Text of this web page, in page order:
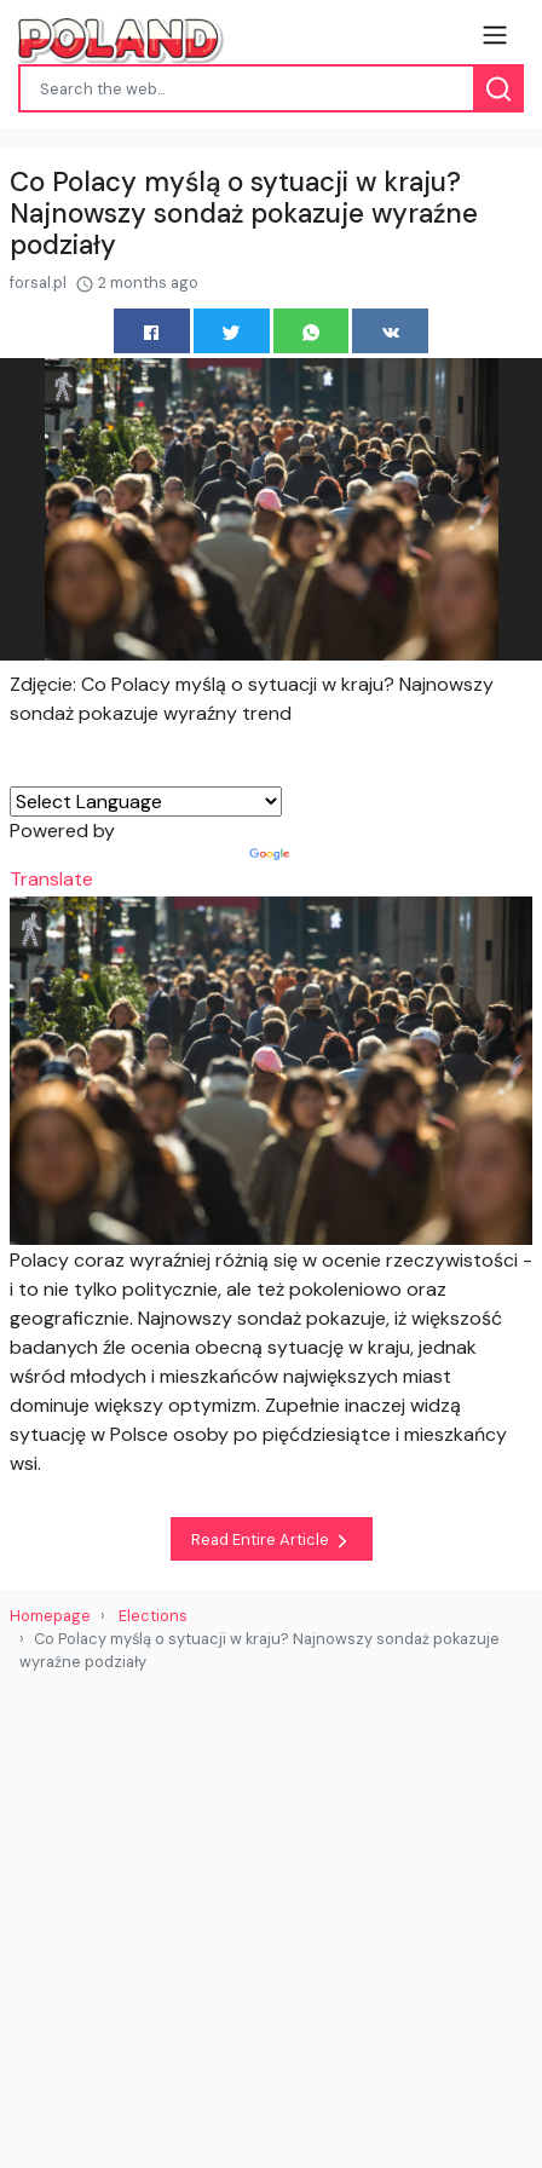
Co Polacy myślą o sytuacji w kraju?
Najnowszy sondaż pokazuje wyraźne
podziały
forsal.pl 2 months ago
Zdjęcie: Co Polacy myślą o sytuacji w kraju? Najnowszy
sondaż pokazuje wyraźny trend
Powered by
Translate
Polacy coraz wyraźniej różnią się w ocenie rzeczywistości -
i to nie tylko politycznie, ale też pokoleniowo oraz
geograficznie. Najnowszy sondaż pokazuje, iż większość
badanych źle ocenia obecną sytuację w kraju, jednak
wśród młodych i mieszkańców największych miast
dominuje większy optymizm. Zupełnie inaczej widzą
sytuację w Polsce osoby po pięćdziesiątce i mieszkańcy
wsi.
Read Entire Article
Homepage
Elections
Co Polacy myślą o sytuacji w kraju? Najnowszy sondaż pokazuje
wyraźne podziały